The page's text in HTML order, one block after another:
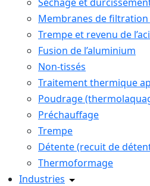
Membranes de filtration
Trempe et revenu de
Fusion de l’aluminium
Non-tissés
Traitement thermique
Poudrage
Préchauffage
Trempe
Détente (recuit de
Thermoformage
Industries